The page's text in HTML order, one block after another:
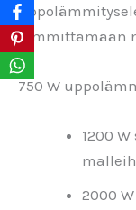
lämmittämään
750 W
1200
2000